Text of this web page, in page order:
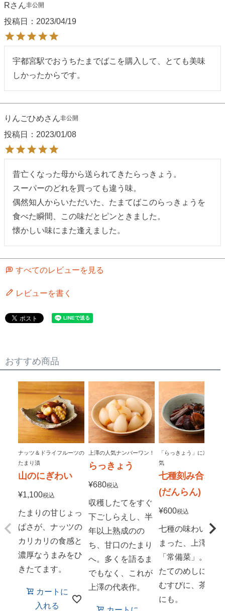
R 非公開
投稿日 2023/04/19
宇都宮駅でおうちたまでばこを購入して、とても美味
しかったからです。
りんごひめ 非公開
投稿日 2023/01/08
昔亡くなった母から送られてきたらっきょう。
スーパーのどれを買っても違う味。
偶然知人からいただいた、たまてばこのらっきょうを
食べた瞬間、この味だとピンときました。
懐かしい味にまた逢えました。
すべてのレビューを見る
レビューを書く
おすすめ商品
ナッツ＆ドライフルーツの
たまり漬
山のにぎわい
¥1,100税込
たまりの甘じょっ
ぱさが、ナッツの
カリカリの食感と
濃厚なうまみをひ
きたてます。
カートに
入れる
上澤の人気ナンバーワン！
らっきょう
¥680税込
収穫したてをすぐ
下ごしらえし、半
年以上熟成のの
ち、甘口のたまり
へ。多くを語るま
でもなく、これが
上澤の代表作。
「らっきょう」に次いで人
気
七種刻み合わせ
(だんらん)
¥600税込
七種の味わいが詰
まった、上澤の
「常備菜」。炊き
たてのめしに、お
むすびに、茶漬け
にも。